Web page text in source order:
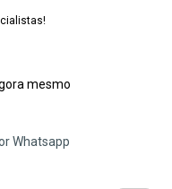
mesmo
Whatsapp